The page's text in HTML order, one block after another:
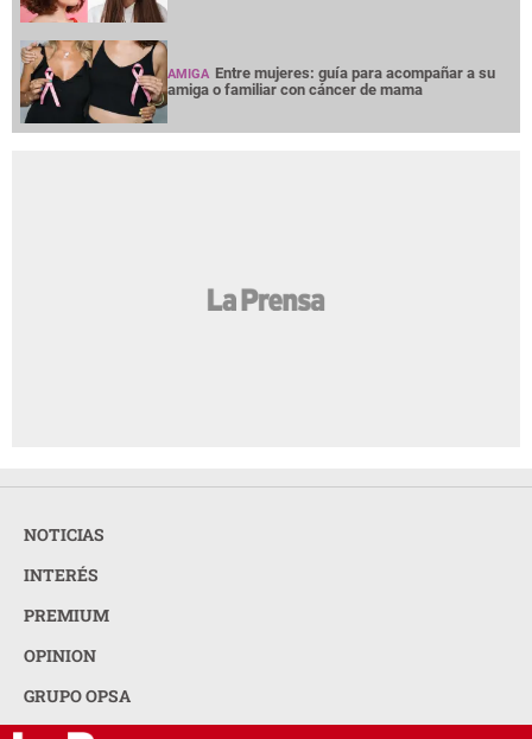
AMIGA Entre mujeres: guía para acompañar a su
amiga o familiar con cáncer de mama
NOTICIAS
INTERÉS
PREMIUM
OPINION
GRUPO OPSA